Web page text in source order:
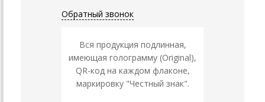
Обратный звонок
Вся продукция подлинная,
имеющая голограмму (Original),
QR-код на каждом флаконе,
маркировку "Честный знак".